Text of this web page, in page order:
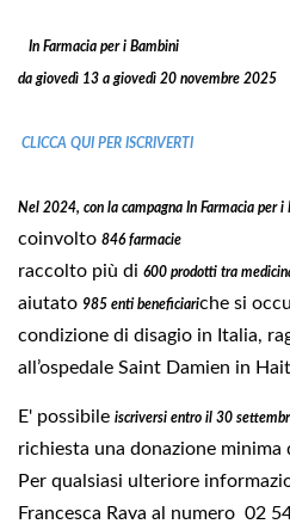
In Farmacia per i Bambini
da giovedì 13 a giovedì 20 novembre 2025
CLICCA QUI PER ISCRIVERTI
Nel 2024, con la campagna In Farmacia per i
coinvolto 846 farmacie
raccolto più di 600 prodotti tra
aiutato 985 enti beneficiariche si
condizione di disagio in Italia,
all’ospedale Saint Damien in
E' possibile iscriversi entro il 30
richiesta una donazione minima
Per qualsiasi ulteriore
Francesca Rava al numero 02